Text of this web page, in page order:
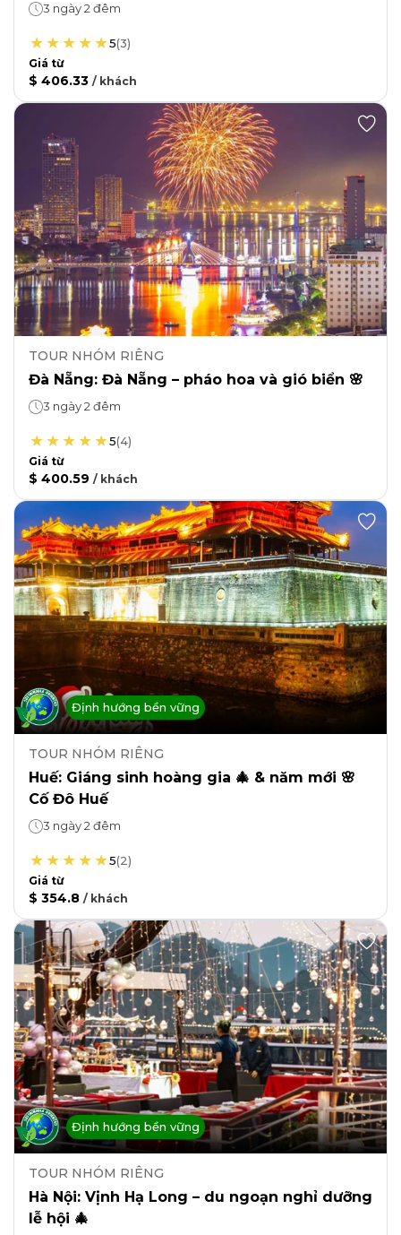
3 ngày 2 đêm
5(3)
Giá từ
$ 406.33 / khách
TOUR NHÓM RIÊNG
Đà Nẵng: Đà Nẵng – pháo hoa và gió biển 🌸
3 ngày 2 đêm
5(4)
Giá từ
$ 400.59 / khách
Định hướng bền vững
TOUR NHÓM RIÊNG
Huế: Giáng sinh hoàng gia 🎄 & năm mới 🌸
Cố Đô Huế
3 ngày 2 đêm
5(2)
Giá từ
$ 354.8 / khách
Định hướng bền vững
TOUR NHÓM RIÊNG
Hà Nội: Vịnh Hạ Long – du ngoạn nghỉ dưỡng
lễ hội 🎄